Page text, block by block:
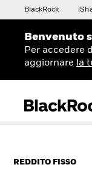
BlackRock
Benvenuto
Per accedere
aggiornare
la
REDDITO FISSO